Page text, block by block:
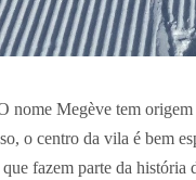
Megève tem origem
o centro da vila é bem
que fazem parte da